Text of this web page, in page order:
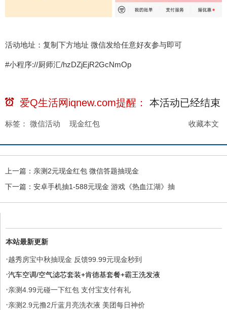
活动地址：复制下方地址 微信发给任意好友参与即可
#小程序://厨师汇/hzDZjEjR2GcNmOp
爱Q生活网iqnew.com提醒： 本活动已经结束
收藏本文
标签： 微信活动 现金红包
上一篇： 亲测2元现金红包 微信答题抽现金
下一篇： 安卓手机抽1-588元现金 游戏《热血江湖》抽
本站最新更新
·越秀房宝中秋抽现金 反馈99.99元现金秒到
·汽车空调/空气滤芯套装+肯德基套餐+霸王洗发液
·亲测4.99元碰一下红包 支付宝支付有礼
·亲测2.9元撸2斤蓝月亮洗衣液 美团每日神价